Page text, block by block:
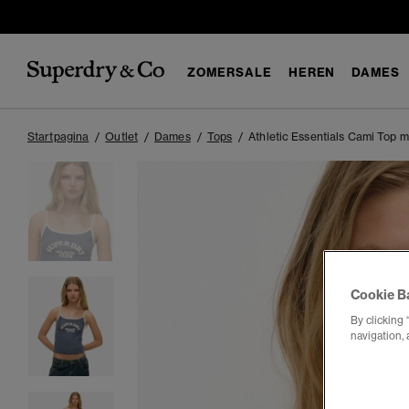
ZOMERSALE HEREN DAMES
Startpagina Outlet Dames Tops Athletic Essentials Cami Top
Cookie
By clicking
navigation,